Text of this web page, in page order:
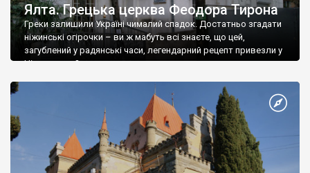
Ялта. Грецька церква Феодора Тирона
Греки залишили Україні чималий спадок. Достатньо згадати
ніжинські огірочки – ви ж мабуть всі знаєте, що цей,
загублений у радянські часи, легендарний рецепт привезли у
Ніжин греки?